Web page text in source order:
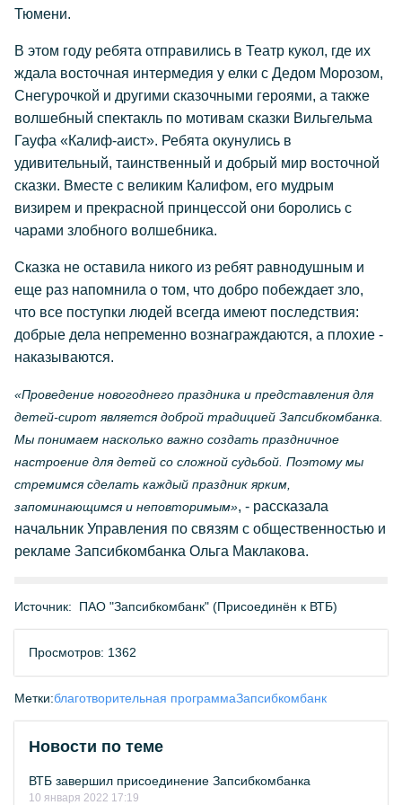
Тюмени.
В этом году ребята отправились в Театр кукол, где их
ждала восточная интермедия у елки с Дедом Морозом,
Снегурочкой и другими сказочными героями, а также
волшебный спектакль по мотивам сказки Вильгельма
Гауфа «Калиф-аист». Ребята окунулись в
удивительный, таинственный и добрый мир восточной
сказки. Вместе с великим Калифом, его мудрым
визирем и прекрасной принцессой они боролись с
чарами злобного волшебника.
Сказка не оставила никого из ребят равнодушным и
еще раз напомнила о том, что добро побеждает зло,
что все поступки людей всегда имеют последствия:
добрые дела непременно вознаграждаются, а плохие -
наказываются.
«Проведение новогоднего праздника и представления для
детей-сирот является доброй традицией Запсибкомбанка.
Мы понимаем насколько важно создать праздничное
настроение для детей со сложной судьбой. Поэтому мы
стремимся сделать каждый праздник ярким,
запоминающимся и неповторимым», - рассказала
начальник Управления по связям с общественностью и
рекламе Запсибкомбанка Ольга Маклакова.
Источник: ПАО "Запсибкомбанк" (Присоединён к ВТБ)
Просмотров: 1362
Метки:благотворительная программаЗапсибкомбанк
Новости по теме
ВТБ завершил присоединение Запсибкомбанка
10 января 2022 17:19